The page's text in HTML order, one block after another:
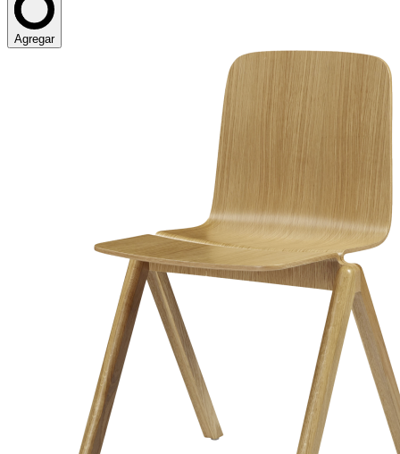
Agregar